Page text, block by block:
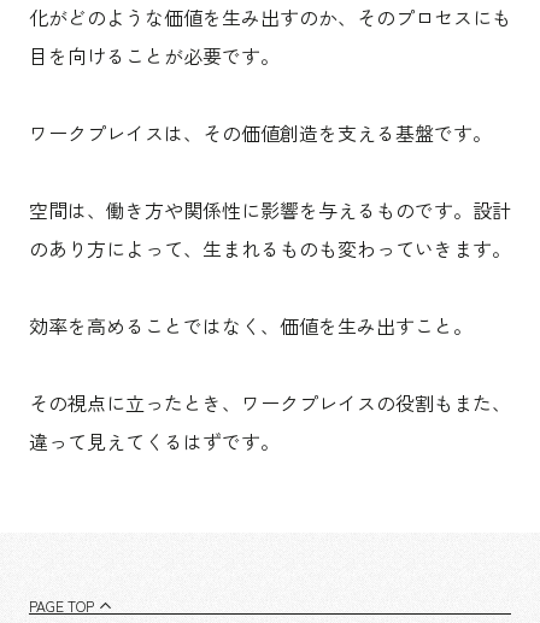
化がどのような価値を生み出すのか、そのプロセスにも
目を向けることが必要です。
ワークプレイスは、その価値創造を支える基盤です。
空間は、働き方や関係性に影響を与えるものです。設計
のあり方によって、生まれるものも変わっていきます。
効率を高めることではなく、価値を生み出すこと。
その視点に立ったとき、ワークプレイスの役割もまた、
違って見えてくるはずです。
PAGE TOP